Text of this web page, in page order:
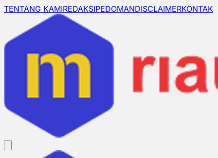
TENTANG KAMIREDAKSIPEDOMANDISCLAIMERKONTAK